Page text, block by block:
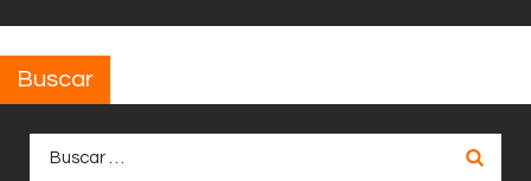
Buscar